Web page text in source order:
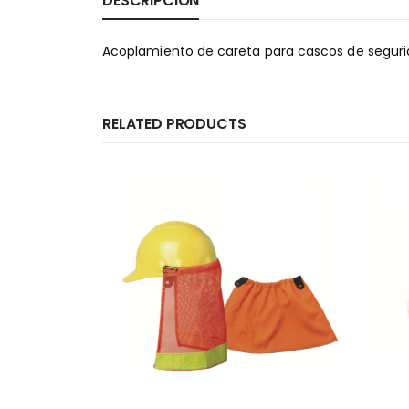
Acoplamiento de careta para cascos de
RELATED PRODUCTS